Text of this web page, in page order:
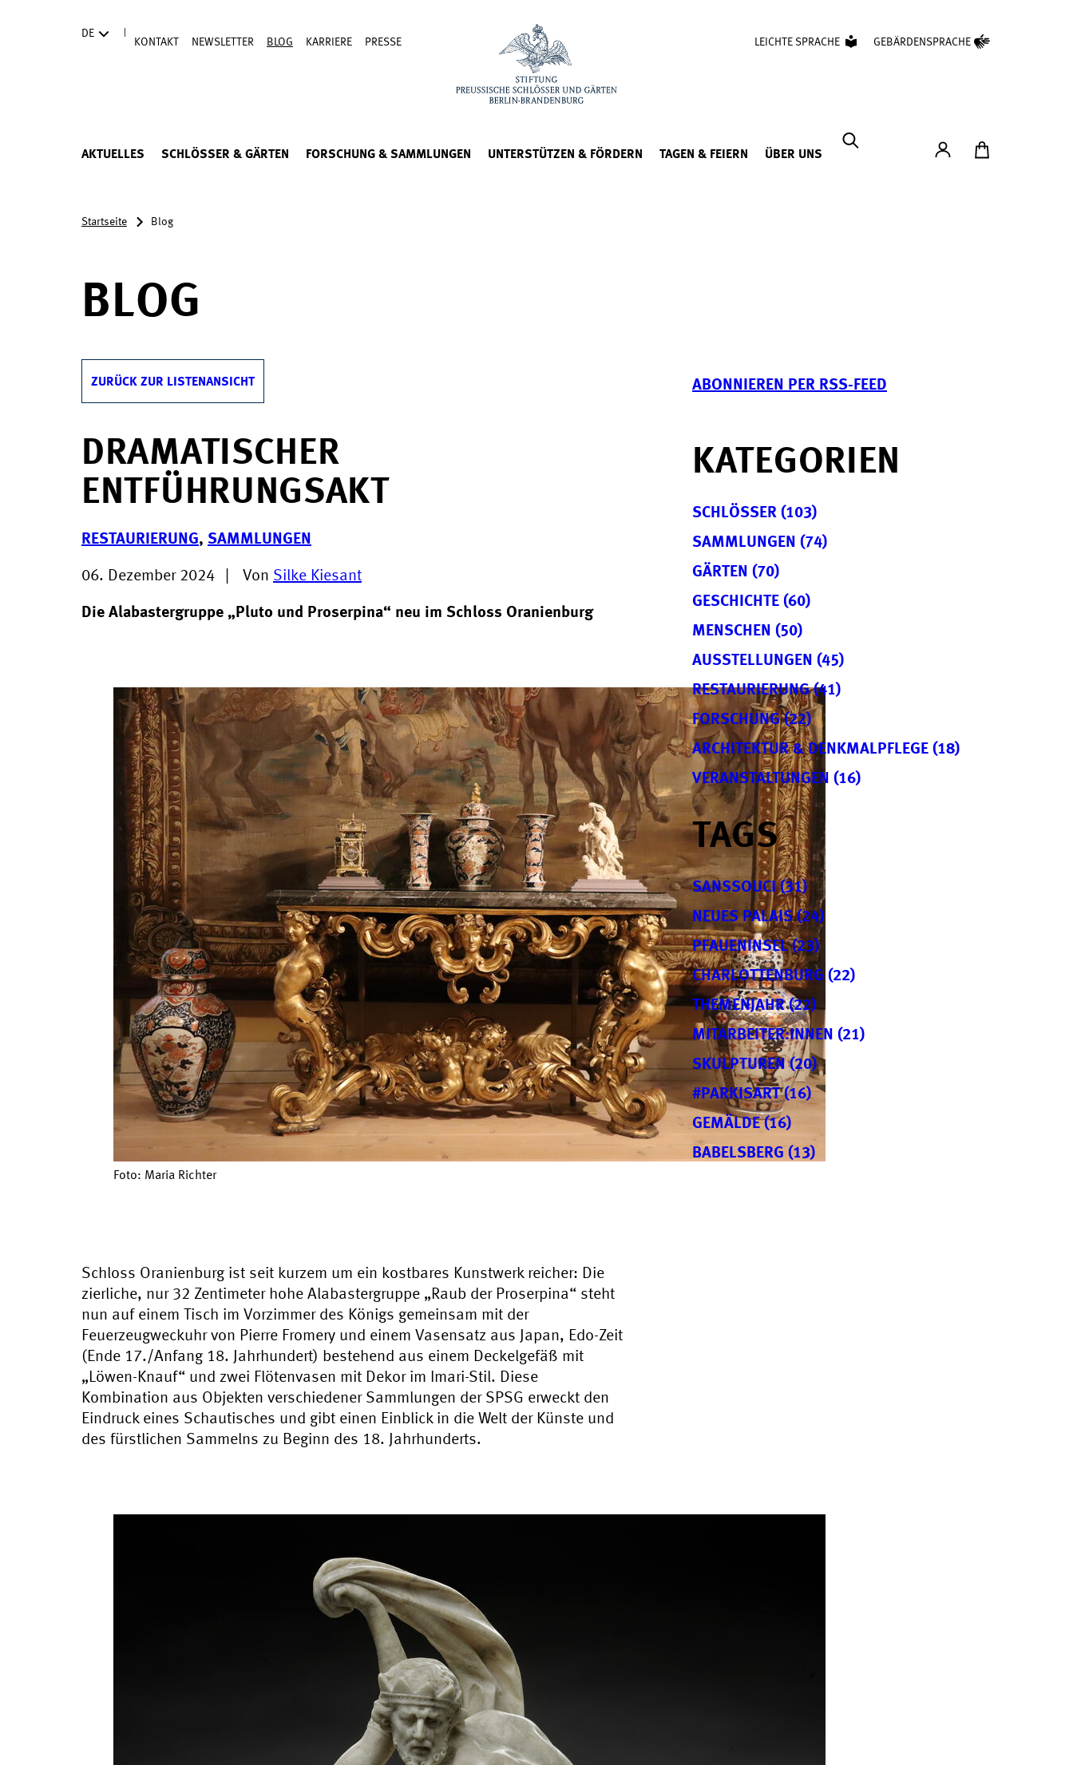
DE
KONTAKT NEWSLETTER BLOG KARRIERE PRESSE LEICHTE SPRACHE GEBÄRDENSPRACHE
AKTUELLES SCHLÖSSER & GÄRTEN FORSCHUNG & SAMMLUNGEN UNTERSTÜTZEN & FÖRDERN TAGEN & FEIERN ÜBER UNS
Konto Zum Ticketshop
Startseite Blog
BLOG
ZURÜCK ZUR LISTENANSICHT
DRAMATISCHER
ENTFÜHRUNGSAKT
RESTAURIERUNG, SAMMLUNGEN
06. Dezember 2024 Von Silke Kiesant
Die Alabastergruppe „Pluto und Proserpina“ neu im Schloss Oranienburg
Foto: Maria Richter
Schloss Oranienburg ist seit kurzem um ein kostbares Kunstwerk reicher: Die
zierliche, nur 32 Zentimeter hohe Alabastergruppe „Raub der Proserpina“ steht
nun auf einem Tisch im Vorzimmer des Königs gemeinsam mit der
Feuerzeugweckuhr von Pierre Fromery und einem Vasensatz aus Japan, Edo-Zeit
(Ende 17./Anfang 18. Jahrhundert) bestehend aus einem Deckelgefäß mit
„Löwen-Knauf“ und zwei Flötenvasen mit Dekor im Imari-Stil. Diese
Kombination aus Objekten verschiedener Sammlungen der SPSG erweckt den
Eindruck eines Schautisches und gibt einen Einblick in die Welt der Künste und
des fürstlichen Sammelns zu Beginn des 18. Jahrhunderts.
ABONNIEREN PER RSS-FEED
KATEGORIEN
SCHLÖSSER (103)
SAMMLUNGEN (74)
GÄRTEN (70)
GESCHICHTE (60)
MENSCHEN (50)
AUSSTELLUNGEN (45)
RESTAURIERUNG (41)
FORSCHUNG (22)
ARCHITEKTUR & DENKMALPFLEGE (18)
VERANSTALTUNGEN (16)
TAGS
SANSSOUCI (31)
NEUES PALAIS (24)
PFAUENINSEL (23)
CHARLOTTENBURG (22)
THEMENJAHR (22)
MITARBEITER:INNEN (21)
SKULPTUREN (20)
#PARKISART (16)
GEMÄLDE (16)
BABELSBERG (13)